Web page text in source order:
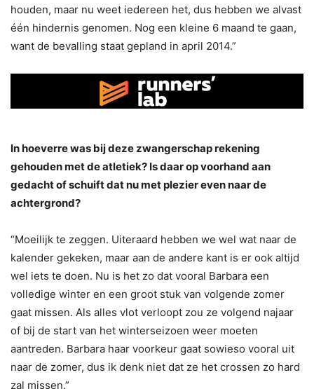
houden, maar nu weet iedereen het, dus hebben we alvast
één hindernis genomen. Nog een kleine 6 maand te gaan,
want de bevalling staat gepland in april 2014.”
In hoeverre was bij deze zwangerschap rekening
gehouden met de atletiek? Is daar op voorhand aan
gedacht of schuift dat nu met plezier even naar de
achtergrond?
“Moeilijk te zeggen. Uiteraard hebben we wel wat naar de
kalender gekeken, maar aan de andere kant is er ook altijd
wel iets te doen. Nu is het zo dat vooral Barbara een
volledige winter en een groot stuk van volgende zomer
gaat missen. Als alles vlot verloopt zou ze volgend najaar
of bij de start van het winterseizoen weer moeten
aantreden. Barbara haar voorkeur gaat sowieso vooral uit
naar de zomer, dus ik denk niet dat ze het crossen zo hard
zal missen.”